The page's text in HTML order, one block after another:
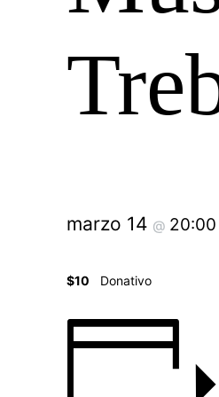
marzo 14 @
$10 Donativo